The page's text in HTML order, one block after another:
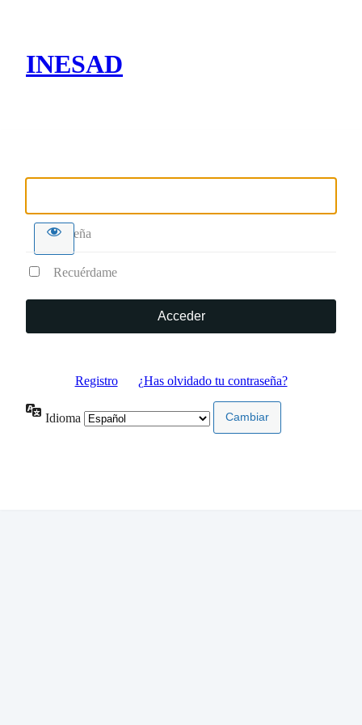
INESAD
Contraseña
Recuérdame
Registro ¿Has olvidado tu contraseña?
Idioma